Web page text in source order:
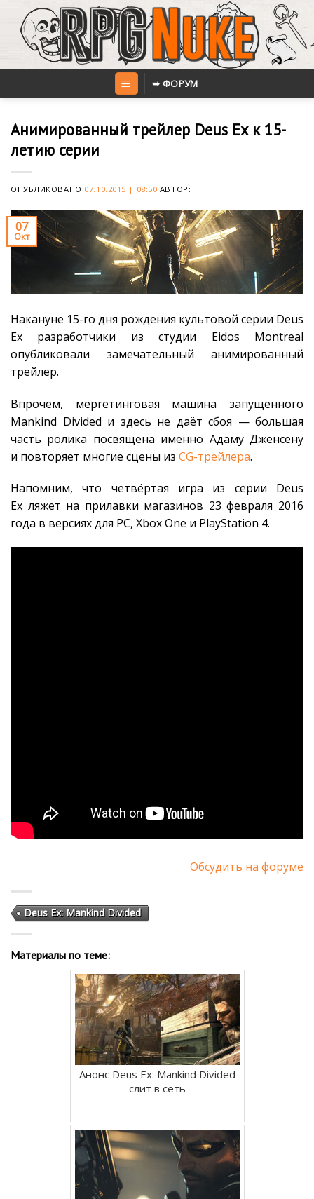
content
➥ ФОРУМ
Анимированный трейлер Deus Ex к 15-
летию серии
ОПУБЛИКОВАНО 07.10.2015 | 08:50 АВТОР:
07
Окт
Накануне 15-го дня рождения культовой серии Deus
Ex разработчики из студии Eidos Montreal
опубликовали замечательный анимированный
трейлер.
Впрочем, мерrетинговая машина запущенного
Mankind Divided и здесь не даёт сбоя — большая
часть ролика посвящена именно Адаму Дженсену
и повторяет многие сцены из CG-трейлера.
Напомним, что четвёртая игра из серии Deus
Ex ляжет на прилавки магазинов 23 февраля 2016
года в версиях для PC, Xbox One и PlayStation 4.
Обсудить на форуме
Deus Ex: Mankind Divided
Материалы по теме:
Анонс Deus Ex: Mankind Divided
слит в сеть